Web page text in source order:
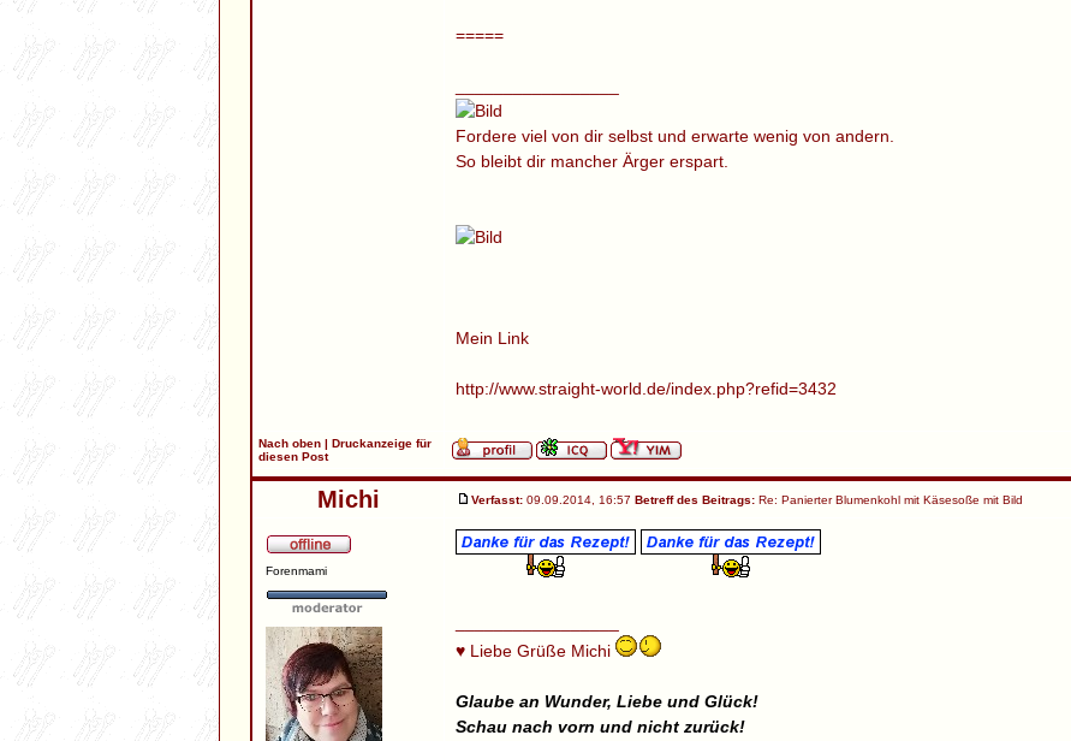
=====
Fordere viel von dir selbst und erwarte wenig von andern.
So bleibt dir mancher Ärger erspart.
Mein Link
http://www.straight-world.de/index.php?refid=3432
Nach oben | Druckanzeige für
diesen Post
Michi Verfasst: 09.09.2014, 16:57 Betreff des Beitrags: Re: Panierter Blumenkohl mit Käsesoße mit Bild
Forenmami
♥ Liebe Grüße Michi
Glaube an Wunder, Liebe und Glück!
Schau nach vorn und nicht zurück!